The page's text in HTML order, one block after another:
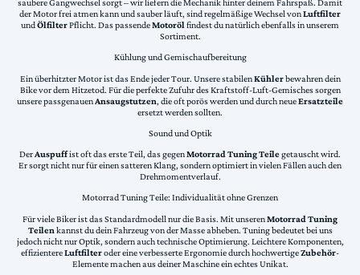
saubere Gangwechsel sorgt – wir liefern die Mechanik hinter deinem Fahrspaß. Damit
der Motor frei atmen kann und sauber läuft, sind regelmäßige Wechsel vonLuftfilter
undÖlfilterPflicht. Das passendeMotorölfindest du natürlich ebenfalls in unserem
Sortiment.
Kühlung und Gemischaufbereitung
Ein überhitzter Motor ist das Ende jeder Tour. Unsere stabilenKühlerbewahren dein
Bike vor dem Hitzetod. Für die perfekte Zufuhr des Kraftstoff-Luft-Gemisches sorgen
unsere passgenauenAnsaugstutzen, die oft porös werden und durch neueErsatzteile
ersetzt werden sollten.
Sound und Optik
DerAuspuffist oft das erste Teil, das gegenMotorrad Tuning Teilegetauscht wird.
Er sorgt nicht nur für einen satteren Klang, sondern optimiert in vielen Fällen auch den
Drehmomentverlauf.
Motorrad Tuning Teile: Individualität ohne Grenzen
Für viele Biker ist das Standardmodell nur die Basis. Mit unserenMotorrad Tuning
Teilen kannst du dein Fahrzeug von der Masse abheben. Tuning bedeutet bei uns
jedoch nicht nur Optik, sondern auch technische Optimierung. Leichtere Komponenten,
effizientereLuftfilteroder eine verbesserte Ergonomie durch hochwertigeZubehör-
Elemente machen aus deiner Maschine ein echtes Unikat.